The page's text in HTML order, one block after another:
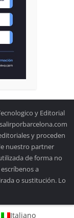
y Editorial
y proceden
nuestro partner
de forma no
a
o sustitución. Lo
Italiano